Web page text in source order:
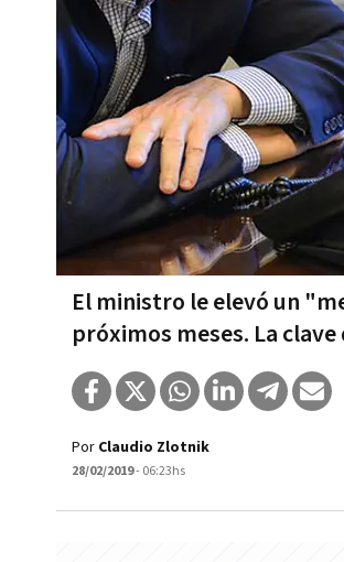
El ministro le elevó un
próximos meses. La
Por Claudio Zlotnik
28/02/2019- 06:23hs